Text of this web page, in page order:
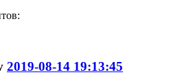
2019-08-14 19:13:45